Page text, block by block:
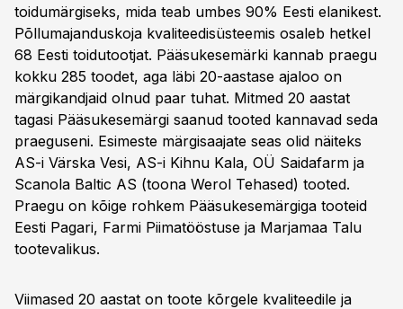
toidumärgiseks, mida teab umbes 90% Eesti elanikest.
Põllumajanduskoja kvaliteedisüsteemis osaleb hetkel
68 Eesti toidutootjat. Pääsukesemärki kannab praegu
kokku 285 toodet, aga läbi 20-aastase ajaloo on
märgikandjaid olnud paar tuhat. Mitmed 20 aastat
tagasi Pääsukesemärgi saanud tooted kannavad seda
praeguseni. Esimeste märgisaajate seas olid näiteks
AS-i Värska Vesi, AS-i Kihnu Kala, OÜ Saidafarm ja
Scanola Baltic AS (toona Werol Tehased) tooted.
Praegu on kõige rohkem Pääsukesemärgiga tooteid
Eesti Pagari, Farmi Piimatööstuse ja Marjamaa Talu
tootevalikus.
Viimased 20 aastat on toote kõrgele kvaliteedile ja